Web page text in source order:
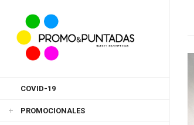
COVID-19
PROMOCIONALES